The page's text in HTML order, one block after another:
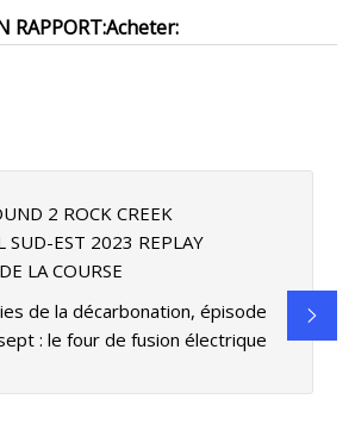
RAPPORT:Acheter:
2 ROCK CREEK
SUD-EST 2023 REPLAY
LA COURSE
de la décarbonation, épisode
: le four de fusion électrique